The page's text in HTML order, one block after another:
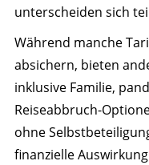
unterscheiden sich
Während manche
absichern, bieten
inklusive Familie,
Reiseabbruch-
ohne
finanzielle